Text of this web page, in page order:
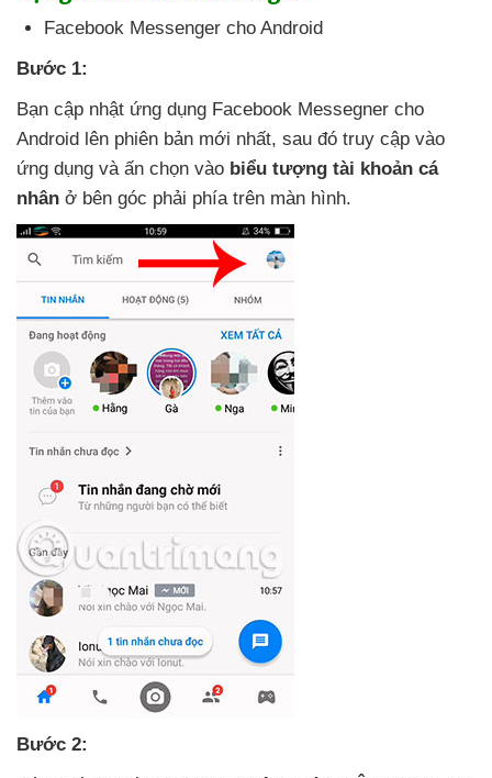
Facebook Messenger cho Android
Bước 1:
Bạn cập nhật ứng dụng Facebook Messegner cho
Android lên phiên bản mới nhất, sau đó truy cập vào
ứng dụng và ấn chọn vào biểu tượng tài khoản cá
nhân ở bên góc phải phía trên màn hình.
Bước 2: